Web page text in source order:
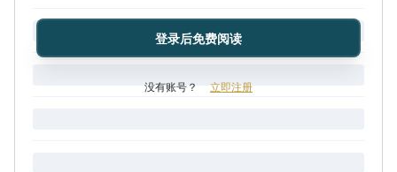
登录后免费阅读
没有账号？ 立即注册